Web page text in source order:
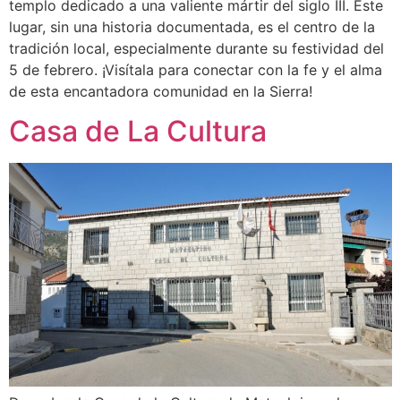
templo dedicado a una valiente mártir del siglo III. Este
lugar, sin una historia documentada, es el centro de la
tradición local, especialmente durante su festividad del
5 de febrero. ¡Visítala para conectar con la fe y el alma
de esta encantadora comunidad en la Sierra!
Casa de La Cultura